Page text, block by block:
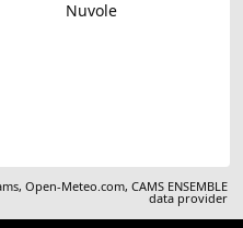
Nuvole
,Open-Meteo.com,CAMS ENSEMBLE
data provider